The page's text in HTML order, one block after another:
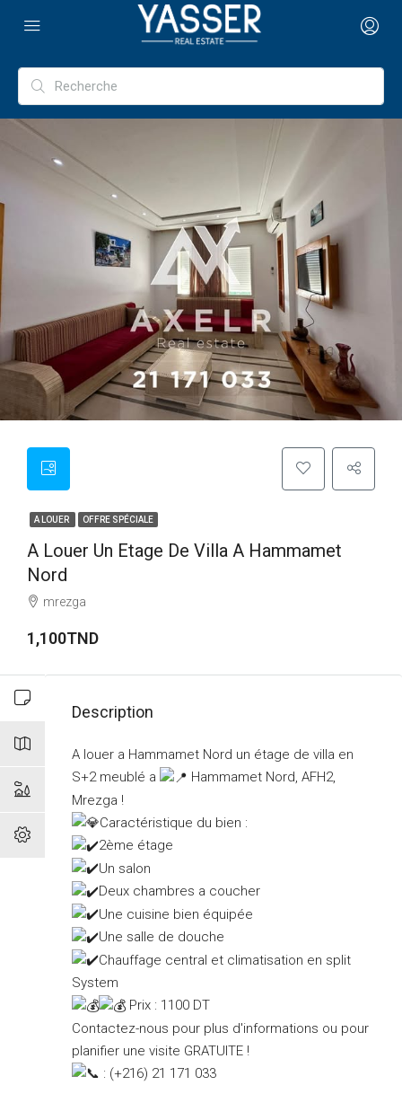
A LOUER OFFRE SPÉCIALE
A Louer Un Etage De Villa A Hammamet
Nord
mrezga
1,100TND
Description
A louer a Hammamet Nord un étage de villa en
S+2 meublé a
Hammamet Nord, AFH2,
Mrezga !
Caractéristique du bien :
2ème étage
Un salon
Deux chambres a coucher
Une cuisine bien équipée
Une salle de douche
Chauffage central et climatisation en split
System
Prix : 1100 DT
Contactez-nous pour plus d'informations ou pour
planifier une visite GRATUITE !
: (+216) 21 171 033